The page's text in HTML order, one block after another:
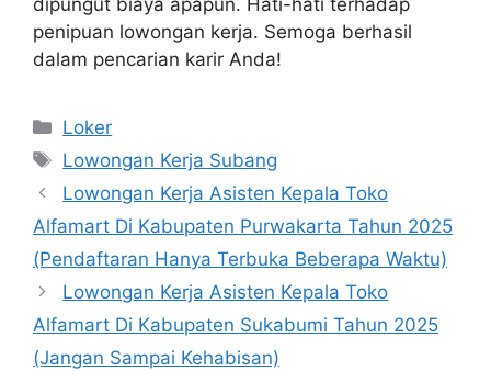
dipungut biaya apapun. Hati-hati terhadap
penipuan lowongan kerja. Semoga berhasil
dalam pencarian karir Anda!
Kategori
Loker
Tag
Lowongan Kerja Subang
Lowongan Kerja Asisten Kepala Toko
Alfamart Di Kabupaten Purwakarta Tahun 2025
(Pendaftaran Hanya Terbuka Beberapa Waktu)
Lowongan Kerja Asisten Kepala Toko
Alfamart Di Kabupaten Sukabumi Tahun 2025
(Jangan Sampai Kehabisan)